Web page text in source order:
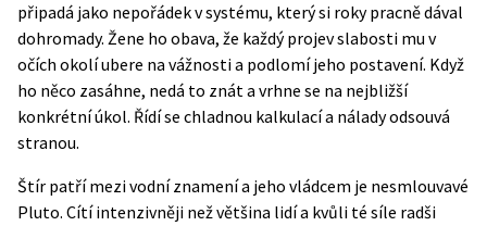
připadá jako nepořádek v systému, který si roky pracně dával
dohromady. Žene ho obava, že každý projev slabosti mu v
očích okolí ubere na vážnosti a podlomí jeho postavení. Když
ho něco zasáhne, nedá to znát a vrhne se na nejbližší
konkrétní úkol. Řídí se chladnou kalkulací a nálady odsouvá
stranou.
Štír patří mezi vodní znamení a jeho vládcem je nesmlouvavé
Pluto. Cítí intenzivněji než většina lidí a kvůli té síle radši